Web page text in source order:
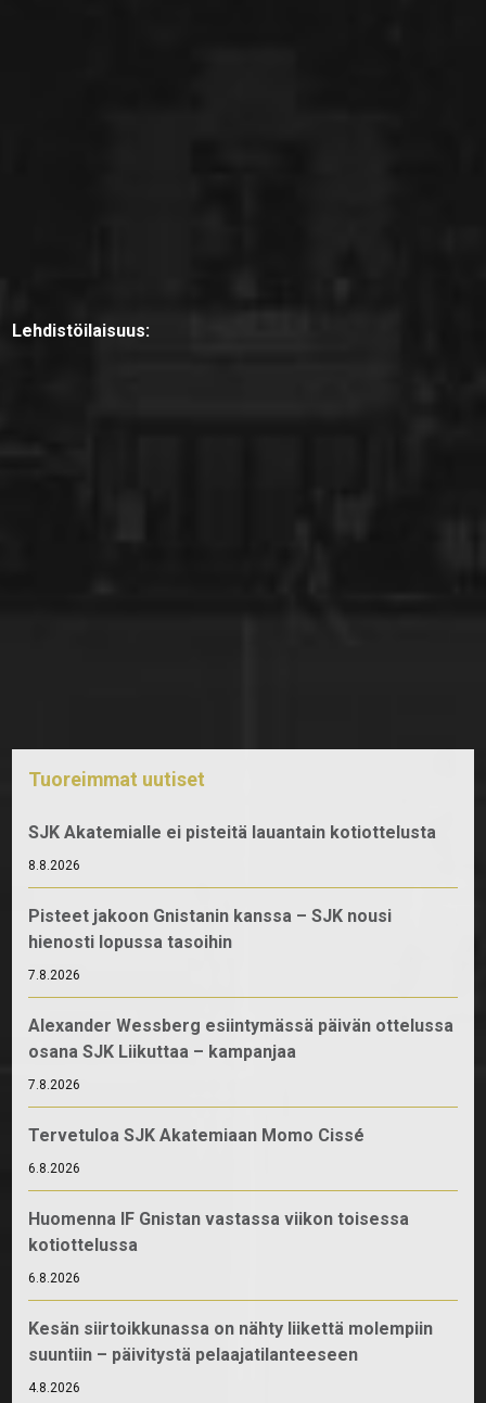
Lehdistöilaisuus:
Tuoreimmat uutiset
SJK Akatemialle ei pisteitä lauantain kotiottelusta
8.8.2026
Pisteet jakoon Gnistanin kanssa – SJK nousi
hienosti lopussa tasoihin
7.8.2026
Alexander Wessberg esiintymässä päivän ottelussa
osana SJK Liikuttaa – kampanjaa
7.8.2026
Tervetuloa SJK Akatemiaan Momo Cissé
6.8.2026
Huomenna IF Gnistan vastassa viikon toisessa
kotiottelussa
6.8.2026
Kesän siirtoikkunassa on nähty liikettä molempiin
suuntiin – päivitystä pelaajatilanteeseen
4.8.2026